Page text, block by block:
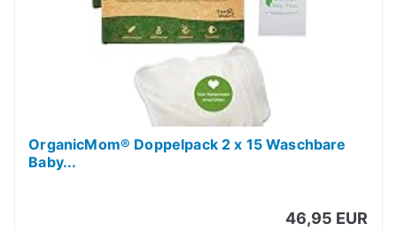
OrganicMom® Doppelpack 2 x 15 Waschbare
Baby...
46,95 EUR